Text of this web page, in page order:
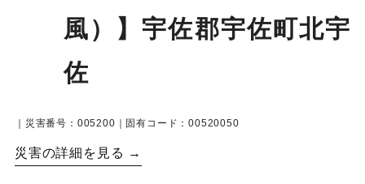
風）】宇佐郡宇佐町北宇
佐
｜災害番号：005200｜固有コード：00520050
災害の詳細を見る →